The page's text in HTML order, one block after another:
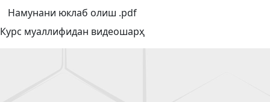
Намунани юклаб олиш .pdf
Курс муаллифидан видеошарҳ